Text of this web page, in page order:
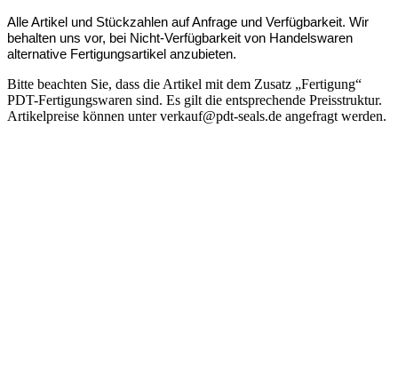
Alle Artikel und Stückzahlen auf Anfrage und Verfügbarkeit. Wir
behalten uns vor, bei Nicht-Verfügbarkeit von Handelswaren
alternative Fertigungsartikel anzubieten.
Bitte beachten Sie, dass die Artikel mit dem Zusatz „Fertigung“
PDT-Fertigungswaren sind. Es gilt die entsprechende Preisstruktur.
Artikelpreise können unter verkauf@pdt-seals.de angefragt werden.